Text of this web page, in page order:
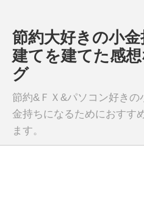
節約大好きの小
建てを建てた感
グ
節約&ＦＸ&パソコン好き
金持ちになるためにおすす
ます。